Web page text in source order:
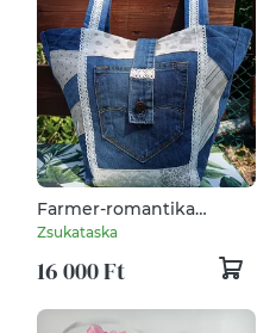
Farmer-romantika
(válltáska)
Zsukataska
16 000 Ft